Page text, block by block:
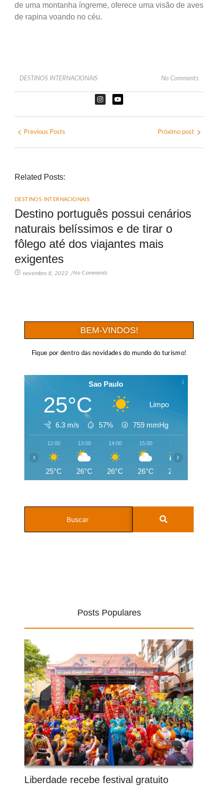
de uma montanha íngreme, oferece uma visão de aves
de rapina voando no céu.
DESTINOS INTERNACIONAIS No Comments
Previous Posts Próximo post
Related Posts:
DESTINOS INTERNACIONAIS
Destino português possui cenários
naturais belíssimos e de tirar o
fôlego até dos viajantes mais
exigentes
novembro 8, 2022 /No Comments
BEM-VINDOS!
Fique por dentro das novidades do mundo do turismo!
Sao Paulo
25°C Limpo
6.3 m/s 57% 759 mmHg
12:00
25°C
13:00
26°C
14:00
26°C
15:00
26°C
16:00
25°C
‹ ›
Posts Populares
Liberdade recebe festival gratuito